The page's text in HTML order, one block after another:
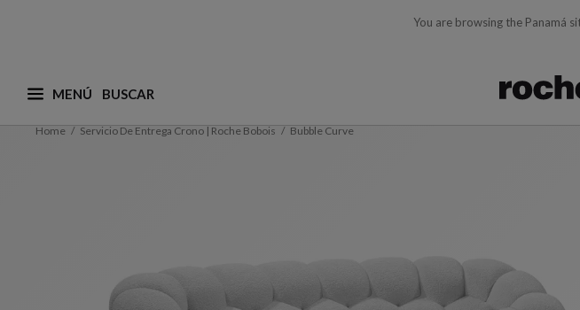
You are browsing the Panamá
MENÚ
¿Qué está buscando? (adaptamos las sugerencias aquí debajo acorde con lo que
Home Servicio De Entrega Crono | Roche Bobois Bubble Curve